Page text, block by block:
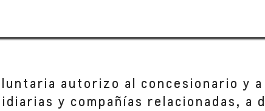
autorizo al concesionario y
y compañías relacionadas, a